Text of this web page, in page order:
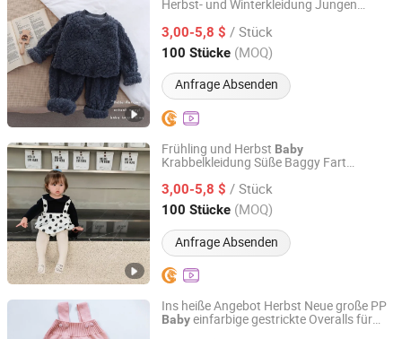
Herbst- und Winterkleidung Jungen
Kinderbekleidung
3,00-5,8 $ / Stück
100 Stücke (MOQ)
Anfrage Absenden
Henan Feishuai Import and Export Trading Co., Ltd.
Henan, China Seit 2025
Frühling und Herbst Baby
Krabbelkleidung Süße Baggy Fart
3,00-5,8 $ / Stück
100 Stücke (MOQ)
Anfrage Absenden
Henan Feishuai Import and Export Trading Co., Ltd.
Henan, China Seit 2025
Ins heiße Angebot Herbst Neue große PP
Babyeinfarbige gestrickte Overalls für
Quanzhou Yilijia International Trade Co., Ltd.